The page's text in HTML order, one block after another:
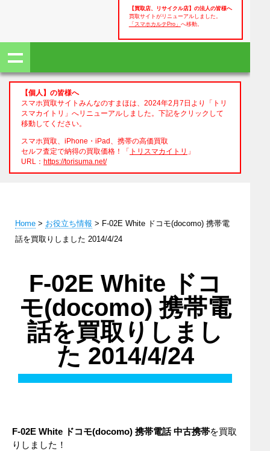
【買取店、リサイクル店】の法人の皆様へ
買取サイトがリニューアルしました。
「スマホカルテPro」 へ移動。
【個人】の皆様へ
スマホ買取サイトみんなのすまほは、2024年2月7日より「トリ
スマカイトリ」へリニューアルしました。下記をクリックして
移動してください。
スマホ買取、iPhone・iPad、携帯の高価買取
セルフ査定で納得の買取価格！「 トリスマカイトリ 」
URL： https://torisuma.net/
Home > お役立ち情報 > F-02E White ドコモ(docomo) 携帯電
話を買取りしました 2014/4/24
F-02E White ドコ
モ(docomo) 携帯電
話を買取りしまし
た 2014/4/24
F-02E White ドコモ(docomo) 携帯電話中古携帯を買取
りしました！